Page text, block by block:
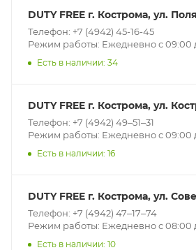
DUTY FREE г. Кострома, ул.
Телефон: +7 (4942) 45-16-45
Режим работы: Ежедневно с 09:00
Есть в наличии: 34
DUTY FREE г. Кострома, ул.
Телефон: +7 (4942) 49‒51‒31
Режим работы: Ежедневно с 09:00
Есть в наличии: 16
DUTY FREE г. Кострома, ул.
Телефон: +7 (4942) 47‒17‒74
Режим работы: Ежедневно с 08:00
Есть в наличии: 10